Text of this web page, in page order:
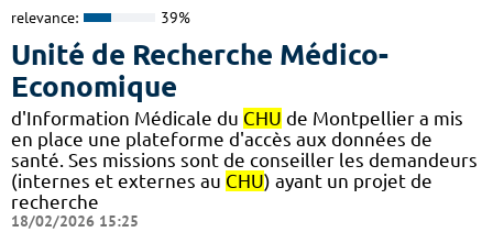
relevance: 39%
Unité de Recherche Médico-
Economique
d'Information Médicale du CHU de Montpellier a mis
en place une plateforme d'accès aux données de
santé. Ses missions sont de conseiller les demandeurs
(internes et externes au CHU) ayant un projet de
recherche
18/02/2026 15:25